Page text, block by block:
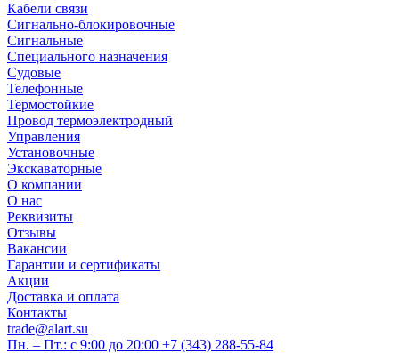
Кабели связи
Сигнально-блокировочные
Сигнальные
Специального назначения
Судовые
Телефонные
Термостойкие
Провод термоэлектродный
Управления
Установочные
Экскаваторные
О компании
О нас
Реквизиты
Отзывы
Вакансии
Гарантии и сертификаты
Акции
Доставка и оплата
Контакты
trade@alart.su
Пн. – Пт.: с 9:00 до 20:00 +7 (343) 288-55-84